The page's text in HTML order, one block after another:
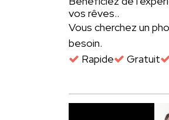
vos rêves..
Vous cherchez un
besoin.
Rapide
Gratuit